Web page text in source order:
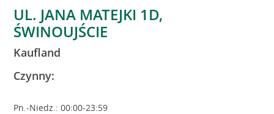
UL. JANA MATEJKI 1D,
ŚWINOUJŚCIE
Kaufland
Czynny:
Pn.-Niedz.: 00:00-23:59